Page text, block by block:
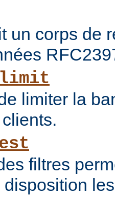
un corps de
limiter la
filtres
disposition